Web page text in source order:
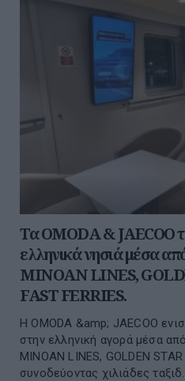
Τα OMODA & JAECOO
ελληνικά νησιά μέσα
MINOAN LINES,
FAST FERRIES.
Η OMODA &amp; JAECOO
στην ελληνική αγορά μέσα
MINOAN LINES, GOLDEN
συνοδεύοντας χιλιάδες